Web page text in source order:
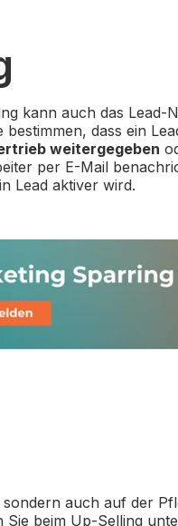
kann auch das Lead-
dass ein
weitergegeben
per E-Mail
Lead aktiver wird.
auch auf der
Sie beim Up-Selling